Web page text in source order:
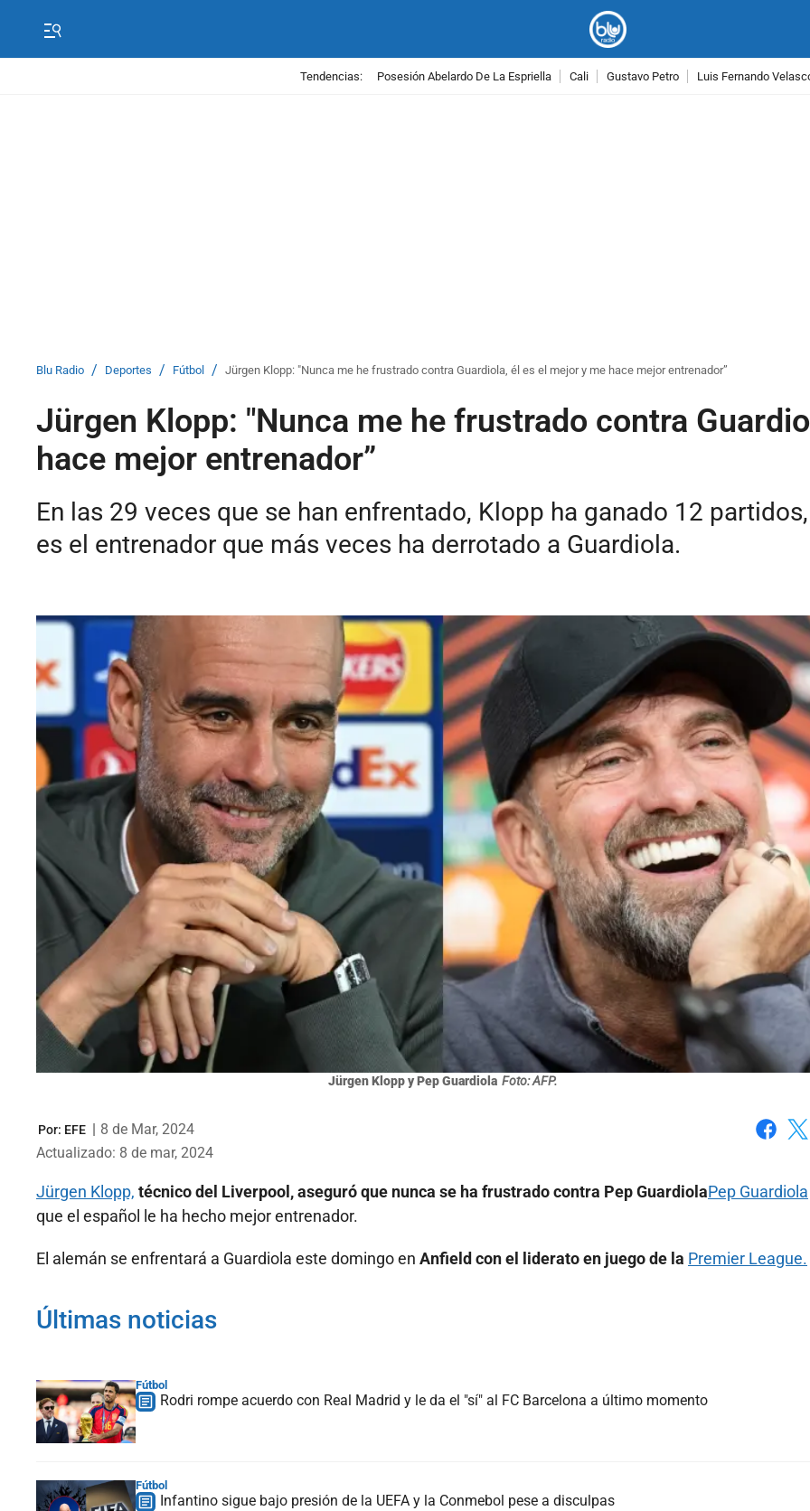
Tendencias: Posesión Abelardo De La Espriella Cali Gustavo Petro Luis Fernando
Blu Radio / Deportes / Fútbol / Jürgen Klopp: "Nunca me he frustrado contra Guardiola, él es el mejor y me hace mejor entrenador”
Jürgen Klopp: "Nunca me he frustrado contra
hace mejor entrenador”
En las 29 veces que se han enfrentado, Klopp ha ganado 12
es el entrenador que más veces ha derrotado a Guardiola.
Jürgen Klopp y Pep Guardiola Foto: AFP.
Por: EFE | 8 de Mar, 2024
Actualizado: 8 de mar, 2024
Jürgen Klopp, técnico del Liverpool, aseguró que nunca se ha frustrado contra Pep GuardiolaPep Guardiola
que el español le ha hecho mejor entrenador.
El alemán se enfrentará a Guardiola este domingo en Anfield con el liderato en juego de la Premier League.
Últimas noticias
Fútbol
Rodri rompe acuerdo con Real Madrid y le da el "sí" al FC Barcelona a último momento
Fútbol
Infantino sigue bajo presión de la UEFA y la Conmebol pese a disculpas